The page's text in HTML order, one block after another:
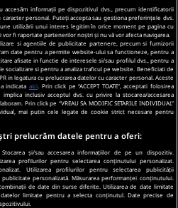
accesăm informații pe dispozitivul dvs., precum identificatorii
personal. Puteți accepta sau gestiona preferințele dvs.
utilizării unui interes legitim în orice moment pe pagina cu
fi raportate partenerilor noștri și nu vă vor afecta navigarea.
si agentiile de publicitate partenere, precum si furnizorii
date pentru a permite website-ului sa functioneze, pentru a
afisate in functie de interesele si/sau profilul dvs., pentru a
si pentru a analiza traficul pe website. Beneficiati de
in legatura cu prelucrarea datelor cu caracter personal. Aceste
indicata aici . Prin click pe “ACCEPT TOATE”, acceptati folosirea
inclusiv acceptul dvs. cu privire la stocarea/accesarea
Prin click pe “VREAU SA MODIFIC SETARILE INDIVIDUAL”
mai putin cele legate de cookie strict necesare pentru
prelucrăm datele pentru a oferi:
și/sau accesarea informațiilor de pe un dispozitiv.
profilurilor pentru selectarea conținutului personalizat.
Utilizarea profilurilor pentru selectarea publicității
personalizată. Măsurarea performanței conținutului.
de date din surse diferite. Utilizarea de date limitate
limitate pentru a selecta conținutul. Date precise de